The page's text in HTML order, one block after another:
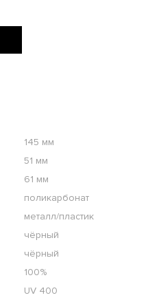
145 мм
51 мм
61 мм
поликарбонат
металл/пластик
чёрный
чёрный
100%
UV 400